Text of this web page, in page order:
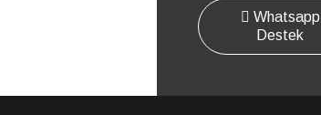
Whatsapp
Destek